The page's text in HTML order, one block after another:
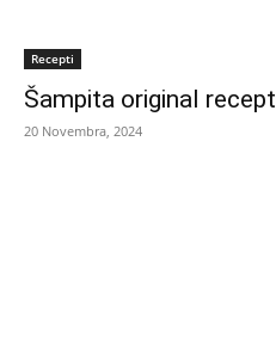
Recepti
Šampita original recept
20 Novembra, 2024